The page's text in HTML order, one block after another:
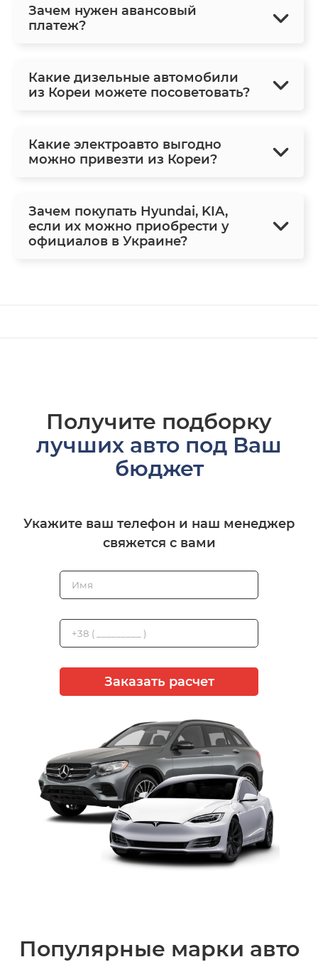
Зачем нужен авансовый
платеж?
Какие дизельные автомобили
из Кореи можете посоветовать?
Какие электроавто выгодно
можно привезти из Кореи?
Зачем покупать Hyundai, KIA,
если их можно приобрести у
официалов в Украине?
Получите подборку
лучших авто под Ваш
бюджет
Укажите ваш телефон и наш менеджер
свяжется с вами
Заказать расчет
Популярные марки авто